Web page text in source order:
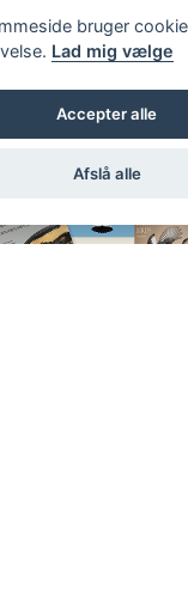
bruger
Lad mig vælge
Accepter alle
Afslå alle